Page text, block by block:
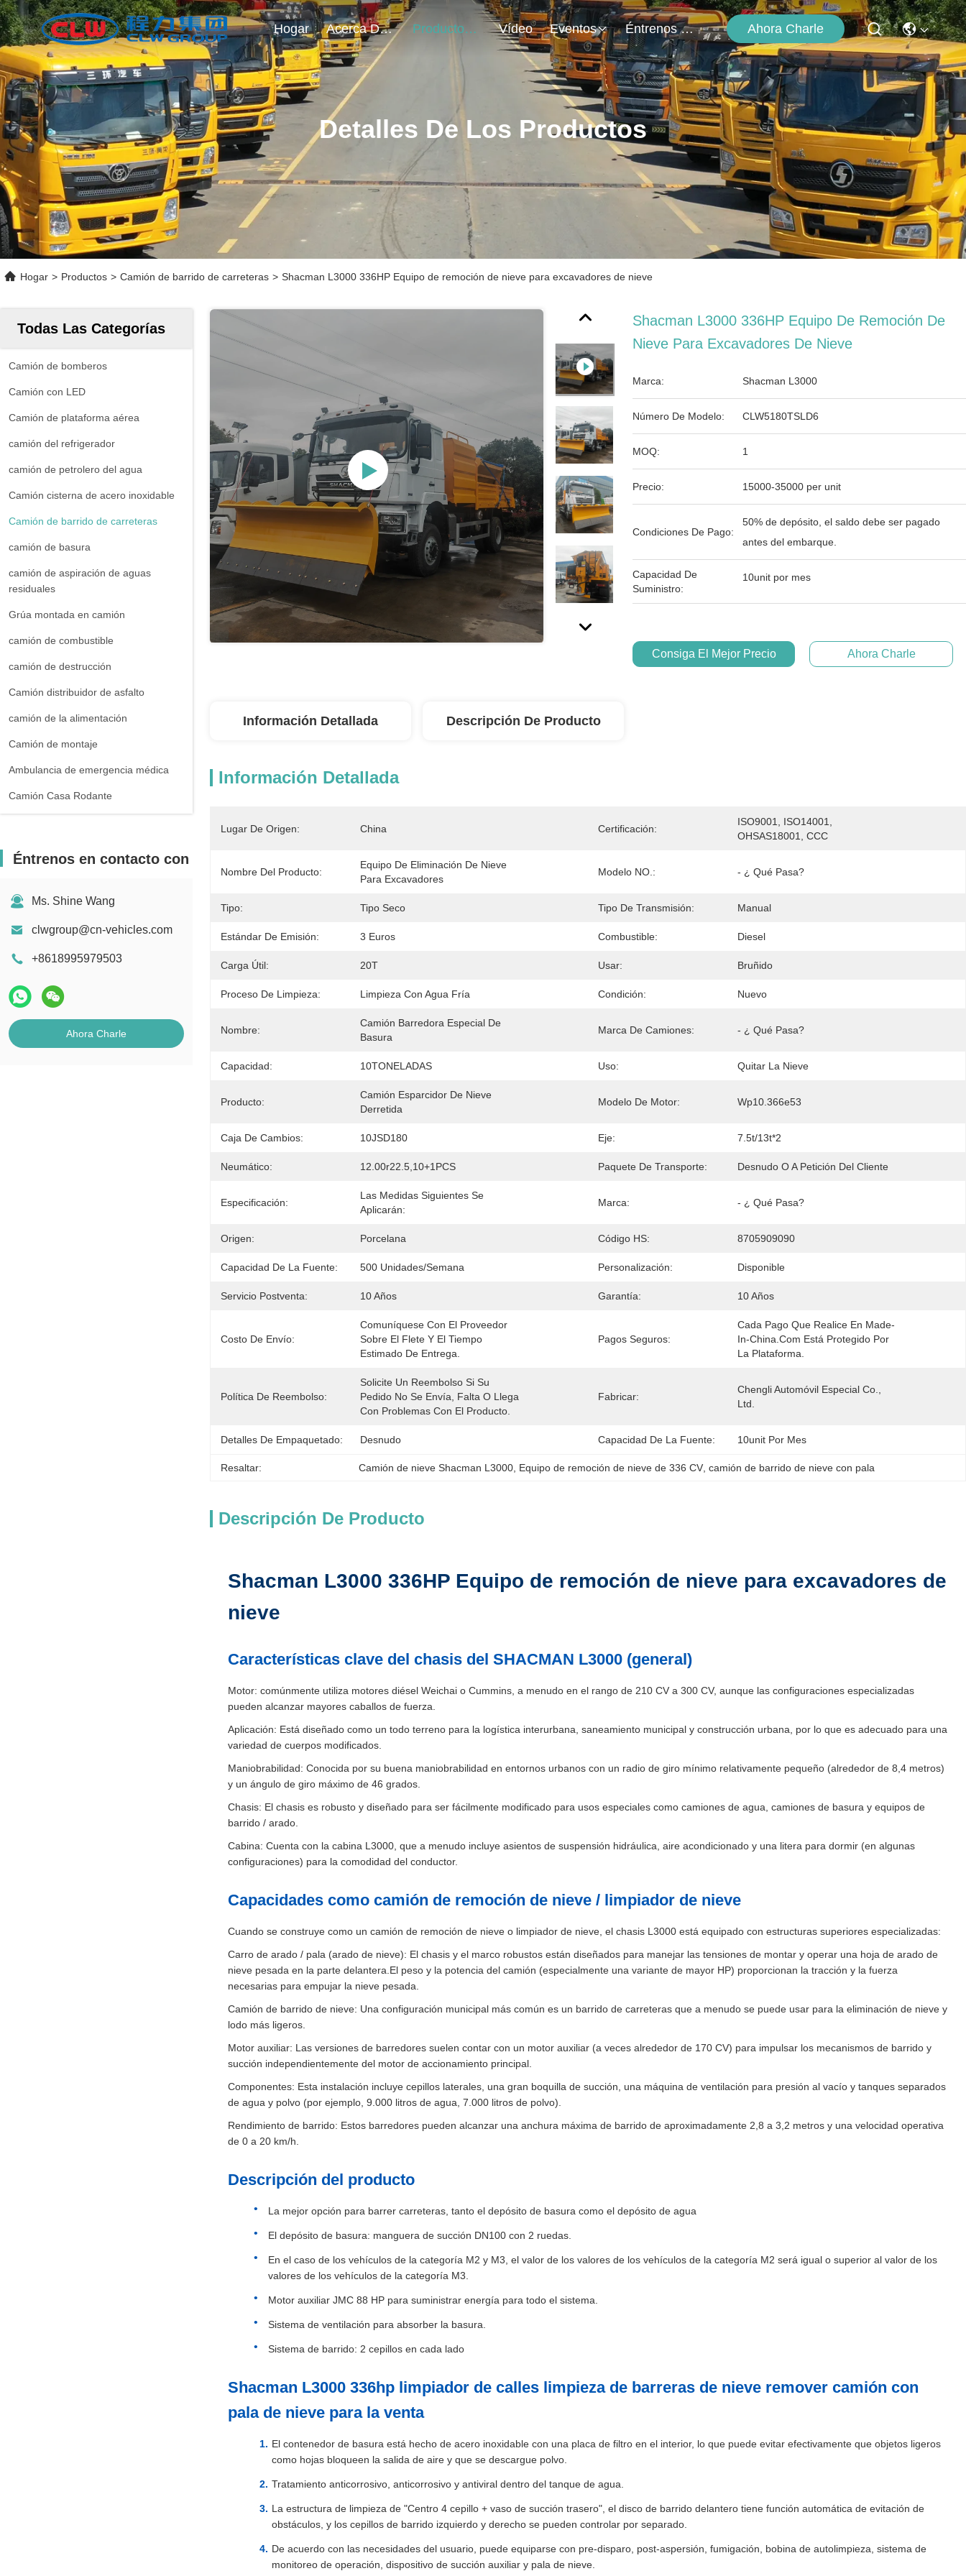
Hogar Acerca De Nosotros Productos Vídeo Eventos Éntrenos En Contacto Con Ahora Charle
Detalles De Los Productos
Hogar > Productos > Camión de barrido de carreteras > Shacman L3000 336HP Equipo de remoción de nieve para excavadores de nieve
Todas Las Categorías
Camión de bomberos
Camión con LED
Camión de plataforma aérea
camión del refrigerador
camión de petrolero del agua
Camión cisterna de acero inoxidable
Camión de barrido de carreteras
camión de basura
camión de aspiración de aguas
residuales
Grúa montada en camión
camión de combustible
camión de destrucción
Camión distribuidor de asfalto
camión de la alimentación
Camión de montaje
Ambulancia de emergencia médica
Camión Casa Rodante
Éntrenos en contacto con
Ms. Shine Wang
clwgroup@cn-vehicles.com
+8618995979503
Ahora Charle
Shacman L3000 336HP Equipo De Remoción De
Nieve Para Excavadores De Nieve
Marca: Shacman L3000
Número De Modelo: CLW5180TSLD6
MOQ: 1
Precio: 15000-35000 per unit
Condiciones De Pago:
50% de depósito, el saldo debe ser pagado
antes del embarque.
Capacidad De
Suministro:
10unit por mes
Consiga El Mejor Precio Ahora Charle
Información Detallada Descripción De Producto
Información Detallada
Lugar De Origen: China Certificación:
ISO9001, ISO14001,
OHSAS18001, CCC
Nombre Del Producto:
Equipo De Eliminación De Nieve
Para Excavadores
Modelo NO.: - ¿ Qué Pasa?
Tipo: Tipo Seco Tipo De Transmisión: Manual
Estándar De Emisión: 3 Euros Combustible: Diesel
Carga Útil: 20T Usar: Bruñido
Proceso De Limpieza: Limpieza Con Agua Fría Condición: Nuevo
Nombre:
Camión Barredora Especial De
Basura
Marca De Camiones: - ¿ Qué Pasa?
Capacidad: 10TONELADAS Uso: Quitar La Nieve
Producto:
Camión Esparcidor De Nieve
Derretida
Modelo De Motor: Wp10.366e53
Caja De Cambios: 10JSD180 Eje: 7.5t/13t*2
Neumático: 12.00r22.5,10+1PCS Paquete De Transporte: Desnudo O A Petición Del Cliente
Especificación:
Las Medidas Siguientes Se
Aplicarán:
Marca: - ¿ Qué Pasa?
Origen: Porcelana Código HS: 8705909090
Capacidad De La Fuente: 500 Unidades/semana Personalización: Disponible
Servicio Postventa: 10 Años Garantía: 10 Años
Costo De Envío:
Comuníquese Con El Proveedor
Sobre El Flete Y El Tiempo
Estimado De Entrega.
Pagos Seguros:
Cada Pago Que Realice En Made-
In-China.com Está Protegido Por
La Plataforma.
Política De Reembolso:
Solicite Un Reembolso Si Su
Pedido No Se Envía, Falta O Llega
Con Problemas Con El Producto.
Fabricar:
Chengli Automóvil Especial Co.,
Ltd.
Detalles De Empaquetado: Desnudo Capacidad De La Fuente: 10unit Por Mes
Resaltar: Camión de nieve Shacman L3000 Equipo de remoción de nieve de 336 CV camión de barrido de nieve con pala
Descripción De Producto
Shacman L3000 336HP Equipo de remoción de nieve para excavadores de
nieve
Características clave del chasis del SHACMAN L3000 (general)
Motor: comúnmente utiliza motores diésel Weichai o Cummins, a menudo en el rango de 210 CV a 300 CV, aunque las configuraciones especializadas
pueden alcanzar mayores caballos de fuerza.
Aplicación: Está diseñado como un todo terreno para la logística interurbana, saneamiento municipal y construcción urbana, por lo que es adecuado para una
variedad de cuerpos modificados.
Maniobrabilidad: Conocida por su buena maniobrabilidad en entornos urbanos con un radio de giro mínimo relativamente pequeño (alrededor de 8,4 metros)
y un ángulo de giro máximo de 46 grados.
Chasis: El chasis es robusto y diseñado para ser fácilmente modificado para usos especiales como camiones de agua, camiones de basura y equipos de
barrido / arado.
Cabina: Cuenta con la cabina L3000, que a menudo incluye asientos de suspensión hidráulica, aire acondicionado y una litera para dormir (en algunas
configuraciones) para la comodidad del conductor.
Capacidades como camión de remoción de nieve / limpiador de nieve
Cuando se construye como un camión de remoción de nieve o limpiador de nieve, el chasis L3000 está equipado con estructuras superiores especializadas:
Carro de arado / pala (arado de nieve): El chasis y el marco robustos están diseñados para manejar las tensiones de montar y operar una hoja de arado de
nieve pesada en la parte delantera.El peso y la potencia del camión (especialmente una variante de mayor HP) proporcionan la tracción y la fuerza
necesarias para empujar la nieve pesada.
Camión de barrido de nieve: Una configuración municipal más común es un barrido de carreteras que a menudo se puede usar para la eliminación de nieve y
lodo más ligeros.
Motor auxiliar: Las versiones de barredores suelen contar con un motor auxiliar (a veces alrededor de 170 CV) para impulsar los mecanismos de barrido y
succión independientemente del motor de accionamiento principal.
Componentes: Esta instalación incluye cepillos laterales, una gran boquilla de succión, una máquina de ventilación para presión al vacío y tanques separados
de agua y polvo (por ejemplo, 9.000 litros de agua, 7.000 litros de polvo).
Rendimiento de barrido: Estos barredores pueden alcanzar una anchura máxima de barrido de aproximadamente 2,8 a 3,2 metros y una velocidad operativa
de 0 a 20 km/h.
Descripción del producto
La mejor opción para barrer carreteras, tanto el depósito de basura como el depósito de agua
El depósito de basura: manguera de succión DN100 con 2 ruedas.
En el caso de los vehículos de la categoría M2 y M3, el valor de los valores de los vehículos de la categoría M2 será igual o superior al valor de los
valores de los vehículos de la categoría M3.
Motor auxiliar JMC 88 HP para suministrar energía para todo el sistema.
Sistema de ventilación para absorber la basura.
Sistema de barrido: 2 cepillos en cada lado
Shacman L3000 336hp limpiador de calles limpieza de barreras de nieve remover camión con
pala de nieve para la venta
El contenedor de basura está hecho de acero inoxidable con una placa de filtro en el interior, lo que puede evitar efectivamente que objetos ligeros
como hojas bloqueen la salida de aire y que se descargue polvo.
Tratamiento anticorrosivo, anticorrosivo y antiviral dentro del tanque de agua.
La estructura de limpieza de "Centro 4 cepillo + vaso de succión trasero", el disco de barrido delantero tiene función automática de evitación de
obstáculos, y los cepillos de barrido izquierdo y derecho se pueden controlar por separado.
De acuerdo con las necesidades del usuario, puede equiparse con pre-disparo, post-aspersión, fumigación, bobina de autolimpieza, sistema de
monitoreo de operación, dispositivo de succión auxiliar y pala de nieve.